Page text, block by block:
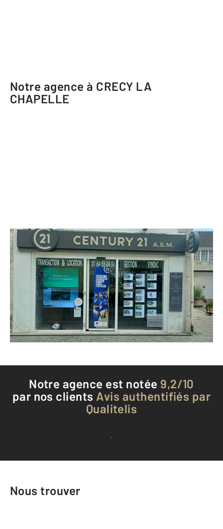
Notre agence à CRECY LA
CHAPELLE
CENTURY 21 A.S.M.
7 place du Marché
CRECY LA CHAPELLE - 77580
Envoyer un message
Téléphoner à l'agence
Notre agence est notée 9,2/10
par nos clients Avis authentifiés par
Qualitelis
Voir tous les avis clients
Nous trouver